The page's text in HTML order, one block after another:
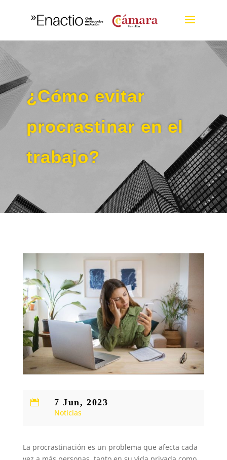
¿Cómo evitar
procrastinar en el
trabajo?
 7 Jun, 2023
Noticias
La procrastinación es un problema que afecta cada